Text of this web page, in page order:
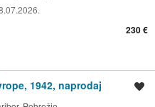
230 €
1942, naprodaj